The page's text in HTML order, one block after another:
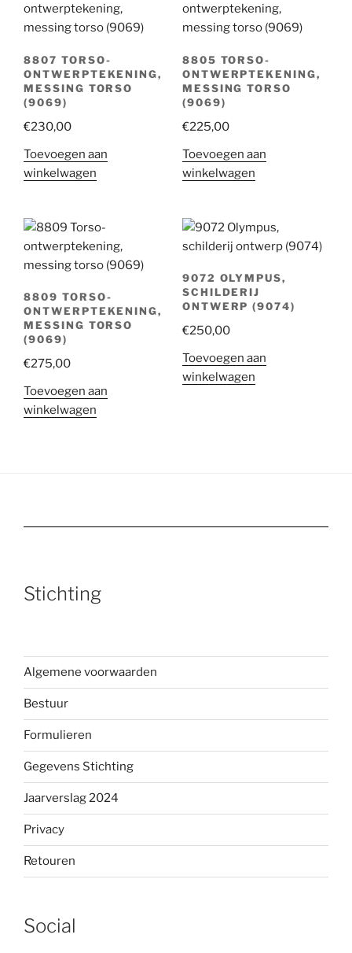
8807 TORSO-
ONTWERPTEKENING,
MESSING TORSO
(9069)
€230,00
Toevoegen aan
winkelwagen
8805 TORSO-
ONTWERPTEKENING,
MESSING TORSO
(9069)
€225,00
Toevoegen aan
winkelwagen
8809 TORSO-
ONTWERPTEKENING,
MESSING TORSO
(9069)
€275,00
Toevoegen aan
winkelwagen
9072 OLYMPUS,
SCHILDERIJ
ONTWERP (9074)
€250,00
Toevoegen aan
winkelwagen
Stichting
Algemene voorwaarden
Bestuur
Formulieren
Gegevens Stichting
Jaarverslag 2024
Privacy
Retouren
Social